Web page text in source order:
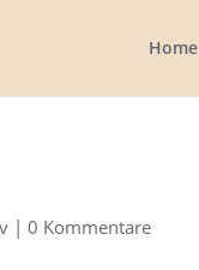
Home
|0 Kommentare